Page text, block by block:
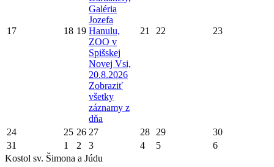
17 18 19
Galéria
Jozefa
Hanulu,
ZOO v
Spišskej
Novej Vsi,
20.8.2026
Zobraziť
všetky
záznamy z
dňa
21 22 23
24 25 26 27 28 29
30
31
1 2 3 4 5
6
Kostol sv. Šimona a Júdu